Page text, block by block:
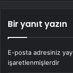
Bir yanıt yazın
E-posta adresiniz
işaretlenmişlerdir